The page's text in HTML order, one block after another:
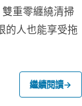
重零纏繞清掃
的人也能享受拖
繼續閱讀→